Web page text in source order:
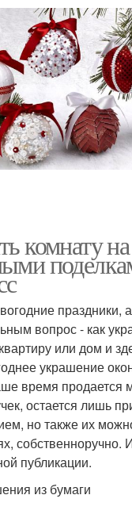
комнату
праздники, а
вопрос - как
или дом и
украшение
время продается
остается лишь
но также их
собственноручно.
публикации.
из бумаги